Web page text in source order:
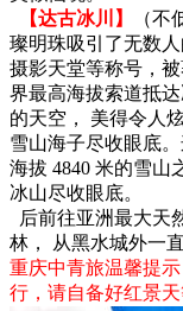
【达古冰川】
（不
璨明珠吸引了无数
摄影天堂等称号，
界最高海拔索道抵
的天空， 美得令人
雪山海子尽收眼底
海拔 4840 米的雪山
冰山尽收眼底。
后前往亚洲最大天
林， 从黑水城外一
重庆中青旅温馨提
行，请自备好红景天